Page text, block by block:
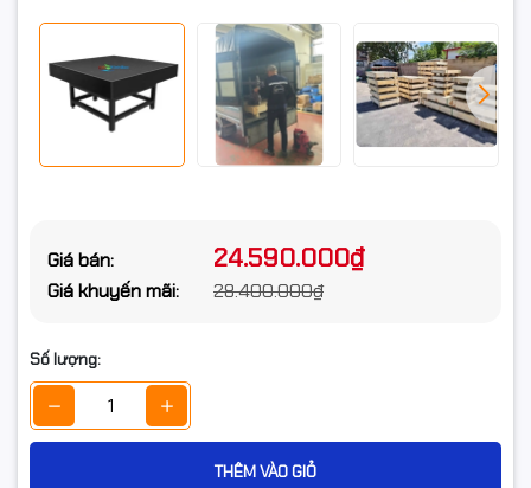
Giá bán: 24.590.000₫
Giá khuyến mãi: 28.400.000₫
Số lượng:
THÊM VÀO GIỎ